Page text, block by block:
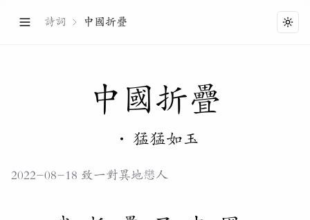
詩詞 中國折疊
中 國折疊
· 猛猛如玉
2022-08-18 致一對異地戀人